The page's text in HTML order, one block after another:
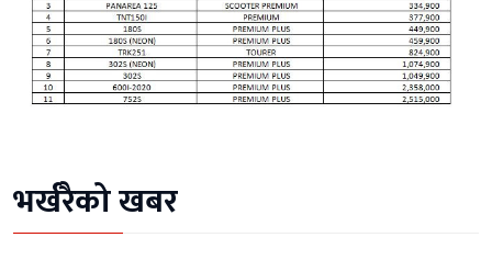
भर्खरैको खबर